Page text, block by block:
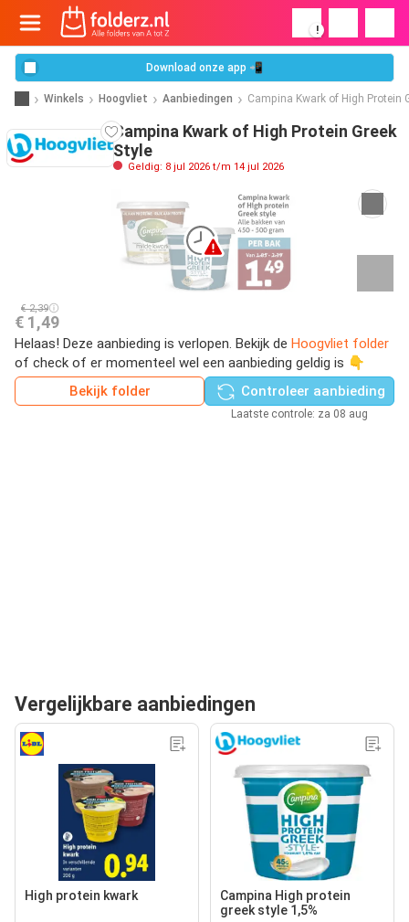
!
Download onze app 📲
Winkels Hoogvliet Aanbiedingen Campina Kwark of High Protein
Campina Kwark of High Protein Greek
Style
Geldig: 8 jul 2026 t/m 14 jul 2026
€ 2,39
€ 1,49
Helaas! Deze aanbieding is verlopen. Bekijk de Hoogvliet folder
of check of er momenteel wel een aanbieding geldig is 👇
Bekijk folder
Controleer aanbieding
Laatste controle: za 08 aug
Vergelijkbare aanbiedingen
High protein kwark
Campina High protein
greek style 1,5%